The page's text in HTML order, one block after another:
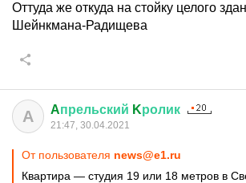
Оттуда же откуда на стойку целого
Шейнкмана-Радищева
A Aпрельский Kролик
21:47, 30.04.2021
От пользователя news@e1.ru
Квартира — студия 19 или 18 метров в